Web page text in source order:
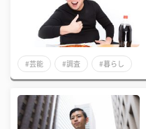
#芸能 #調査 #暮らし